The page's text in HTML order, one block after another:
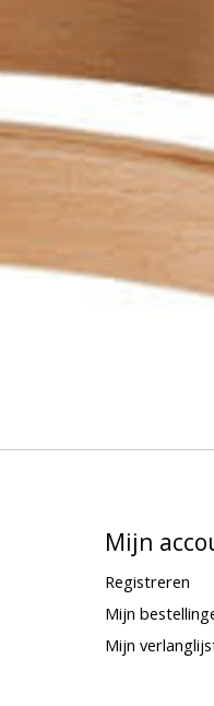
Mijn
Registreren
Mijn
Mijn